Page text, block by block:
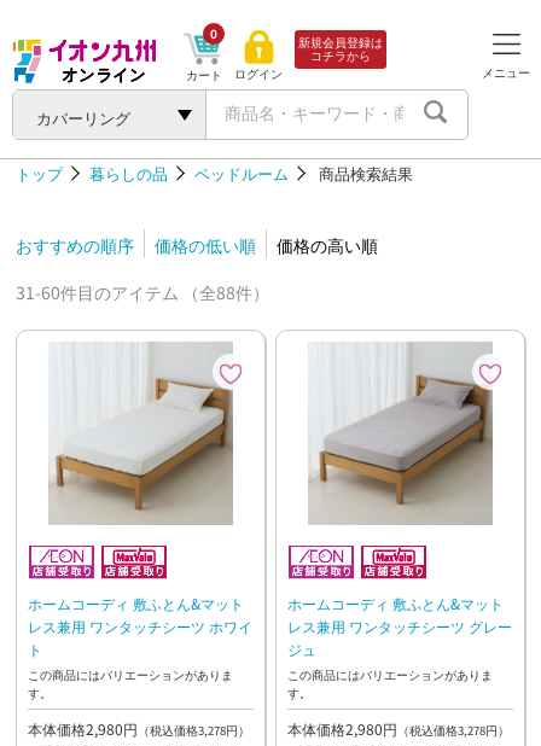
カバーリング
カート
0
ログイン
新規会員登録は
コチラから
メニュー
トップ 暮らしの品 ベッドルーム 商品検索結果
おすすめの順序 価格の低い順
価格の高い順
31-60件目のアイテム （全88件）
ホームコーディ 敷ふとん&マット
レス兼用 ワンタッチシーツ ホワイ
ト
この商品にはバリエーションがありま
す。
本体価格2,980円 （税込価格3,278円）
ホームコーディ 敷ふとん&マット
レス兼用 ワンタッチシーツ グレー
ジュ
この商品にはバリエーションがありま
す。
本体価格2,980円 （税込価格3,278円）